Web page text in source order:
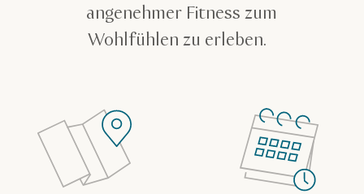
angenehmer Fitness zum
Wohlfühlen zu erleben.